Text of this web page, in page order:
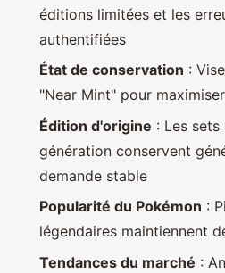
éditions limitées et les
authentifiées
État de conservation :
"Near Mint" pour
Édition d'origine : Les
génération conservent
demande stable
Popularité du Pokémon :
légendaires maintiennent
Tendances du marché :